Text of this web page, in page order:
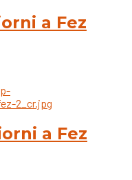
a Fez
a Fez